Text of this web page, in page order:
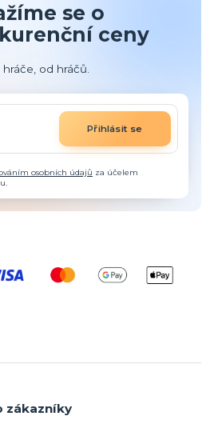
se o
ceny
hráče, od hráčů.
Přihlásit se
osobních údajů za účelem
zákazníky